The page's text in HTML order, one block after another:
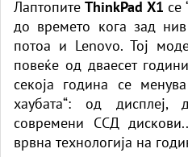
ЛаптопитеThinkPad X1 се
до времето кога зад
потоа и Lenovo. Тој
повеќе од дваесет
секоја година се
хаубата“: од дисплеј,
современи ССД
врвна технологија на